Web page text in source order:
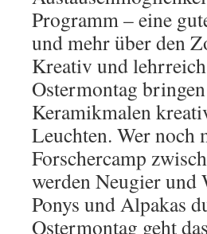
Programm – eine
und mehr über den
Kreativ und
Ostermontag
Keramikmalen
Leuchten. Wer noch
Forschercamp
werden Neugier
Ponys und Alpakas
Ostermontag geht